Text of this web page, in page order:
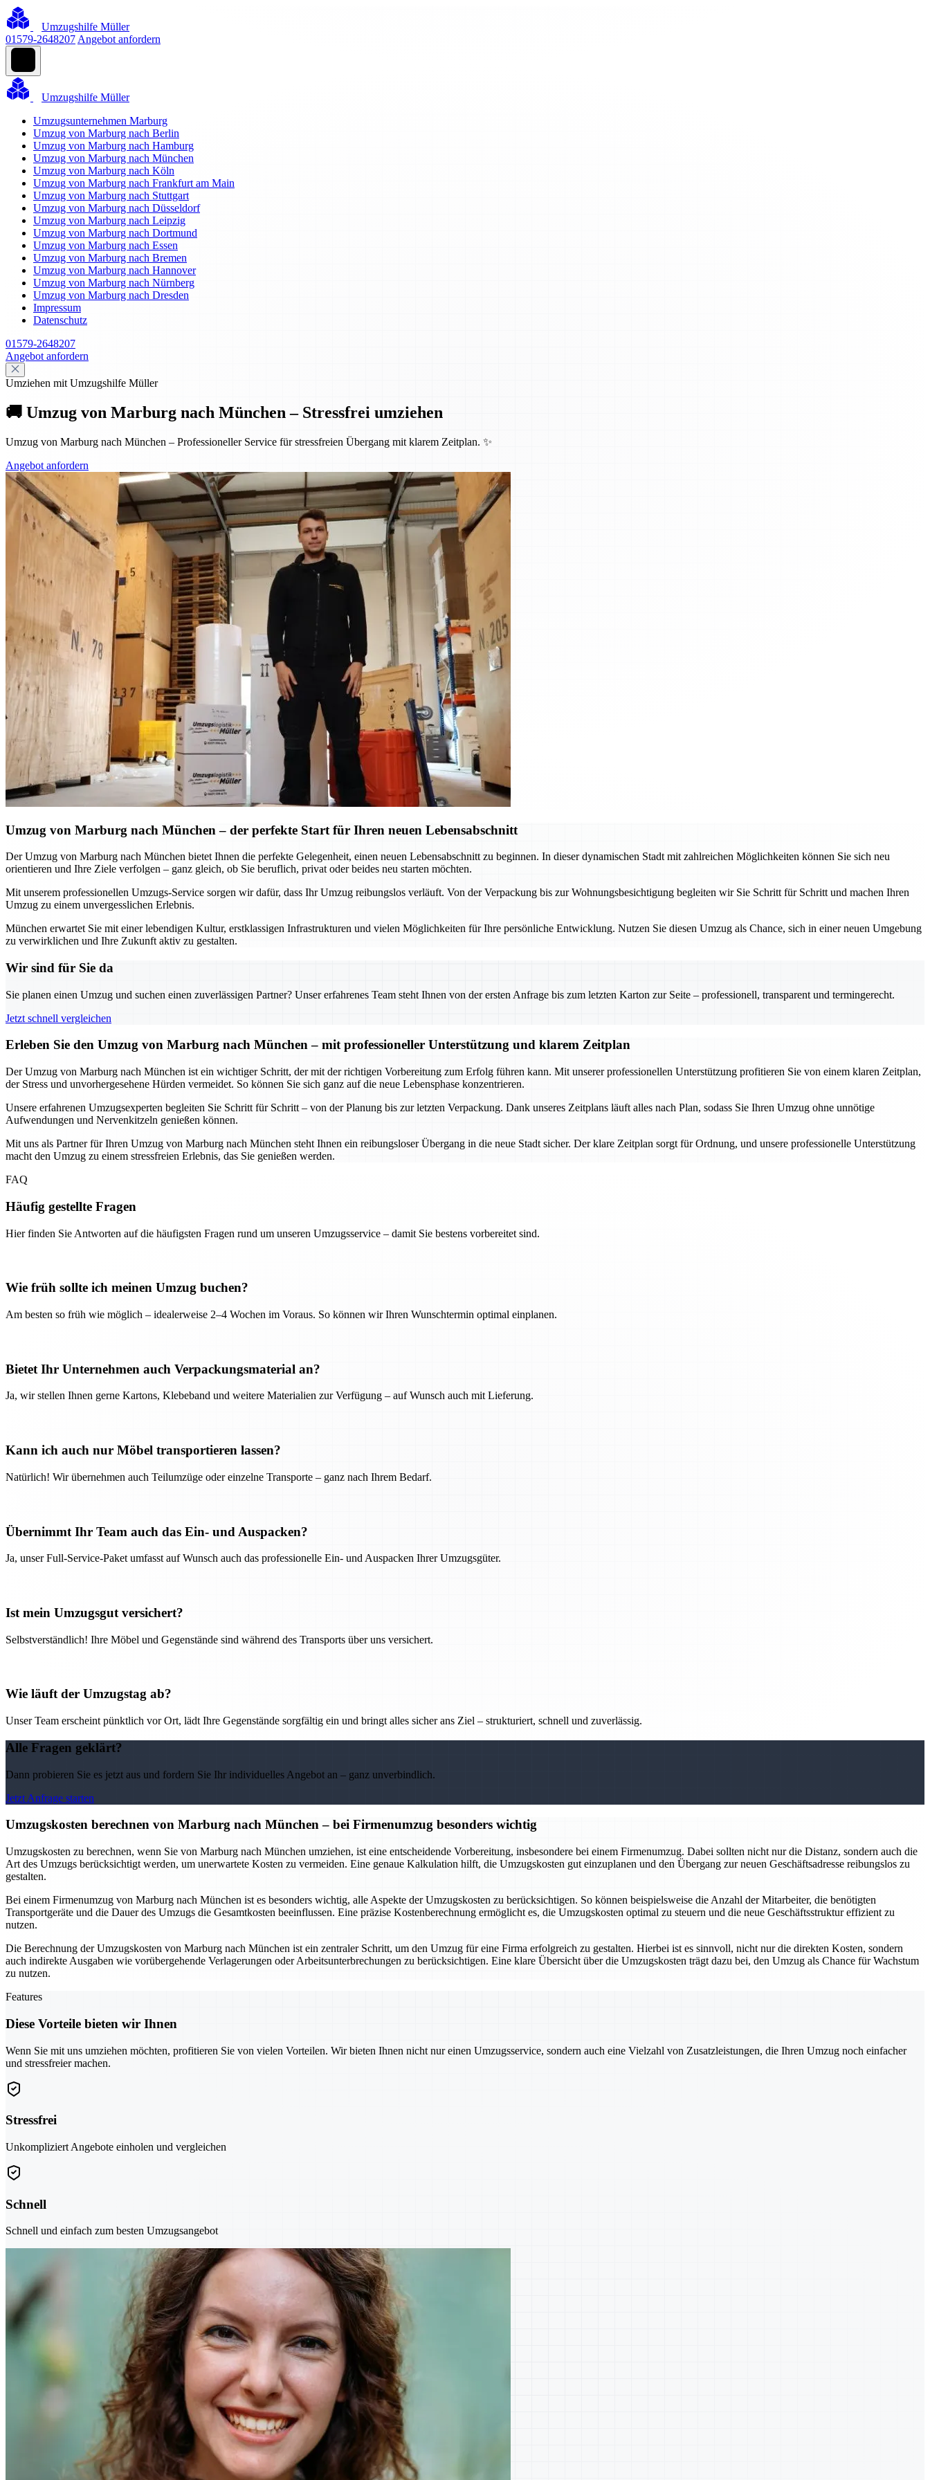
Umzugshilfe Müller
01579-2648207 Angebot anfordern
Umzugshilfe Müller
Umzugsunternehmen Marburg
Umzug von Marburg nach Berlin
Umzug von Marburg nach Hamburg
Umzug von Marburg nach München
Umzug von Marburg nach Köln
Umzug von Marburg nach Frankfurt am Main
Umzug von Marburg nach Stuttgart
Umzug von Marburg nach Düsseldorf
Umzug von Marburg nach Leipzig
Umzug von Marburg nach Dortmund
Umzug von Marburg nach Essen
Umzug von Marburg nach Bremen
Umzug von Marburg nach Hannover
Umzug von Marburg nach Nürnberg
Umzug von Marburg nach Dresden
Impressum
Datenschutz
01579-2648207
Angebot anfordern
Umziehen mit Umzugshilfe Müller
🚚 Umzug von Marburg nach München – Stressfrei umziehen
Umzug von Marburg nach München – Professioneller Service für stressfreien Übergang mit klarem Zeitplan. ✨
Angebot anfordern
Umzug von Marburg nach München – der perfekte Start für Ihren neuen Lebensabschnitt
Der Umzug von Marburg nach München bietet Ihnen die perfekte Gelegenheit, einen neuen Lebensabschnitt zu beginnen. In dieser dynamischen Stadt mit zahlreichen Möglichkeiten können Sie sich neu
orientieren und Ihre Ziele verfolgen – ganz gleich, ob Sie beruflich, privat oder beides neu starten möchten.
Mit unserem professionellen Umzugs-Service sorgen wir dafür, dass Ihr Umzug reibungslos verläuft. Von der Verpackung bis zur Wohnungsbesichtigung begleiten wir Sie Schritt für Schritt und machen Ihren
Umzug zu einem unvergesslichen Erlebnis.
München erwartet Sie mit einer lebendigen Kultur, erstklassigen Infrastrukturen und vielen Möglichkeiten für Ihre persönliche Entwicklung. Nutzen Sie diesen Umzug als Chance, sich in einer neuen Umgebung
zu verwirklichen und Ihre Zukunft aktiv zu gestalten.
Wir sind für Sie da
Sie planen einen Umzug und suchen einen zuverlässigen Partner? Unser erfahrenes Team steht Ihnen von der ersten Anfrage bis zum letzten Karton zur Seite – professionell, transparent und termingerecht.
Jetzt schnell vergleichen
Erleben Sie den Umzug von Marburg nach München – mit professioneller Unterstützung und klarem Zeitplan
Der Umzug von Marburg nach München ist ein wichtiger Schritt, der mit der richtigen Vorbereitung zum Erfolg führen kann. Mit unserer professionellen Unterstützung profitieren Sie von einem klaren Zeitplan,
der Stress und unvorhergesehene Hürden vermeidet. So können Sie sich ganz auf die neue Lebensphase konzentrieren.
Unsere erfahrenen Umzugsexperten begleiten Sie Schritt für Schritt – von der Planung bis zur letzten Verpackung. Dank unseres Zeitplans läuft alles nach Plan, sodass Sie Ihren Umzug ohne unnötige
Aufwendungen und Nervenkitzeln genießen können.
Mit uns als Partner für Ihren Umzug von Marburg nach München steht Ihnen ein reibungsloser Übergang in die neue Stadt sicher. Der klare Zeitplan sorgt für Ordnung, und unsere professionelle Unterstützung
macht den Umzug zu einem stressfreien Erlebnis, das Sie genießen werden.
FAQ
Häufig gestellte Fragen
Hier finden Sie Antworten auf die häufigsten Fragen rund um unseren Umzugsservice – damit Sie bestens vorbereitet sind.
Wie früh sollte ich meinen Umzug buchen?
Am besten so früh wie möglich – idealerweise 2–4 Wochen im Voraus. So können wir Ihren Wunschtermin optimal einplanen.
Bietet Ihr Unternehmen auch Verpackungsmaterial an?
Ja, wir stellen Ihnen gerne Kartons, Klebeband und weitere Materialien zur Verfügung – auf Wunsch auch mit Lieferung.
Kann ich auch nur Möbel transportieren lassen?
Natürlich! Wir übernehmen auch Teilumzüge oder einzelne Transporte – ganz nach Ihrem Bedarf.
Übernimmt Ihr Team auch das Ein- und Auspacken?
Ja, unser Full-Service-Paket umfasst auf Wunsch auch das professionelle Ein- und Auspacken Ihrer Umzugsgüter.
Ist mein Umzugsgut versichert?
Selbstverständlich! Ihre Möbel und Gegenstände sind während des Transports über uns versichert.
Wie läuft der Umzugstag ab?
Unser Team erscheint pünktlich vor Ort, lädt Ihre Gegenstände sorgfältig ein und bringt alles sicher ans Ziel – strukturiert, schnell und zuverlässig.
Alle Fragen geklärt?
Dann probieren Sie es jetzt aus und fordern Sie Ihr individuelles Angebot an – ganz unverbindlich.
Jetzt Anfrage starten
Umzugskosten berechnen von Marburg nach München – bei Firmenumzug besonders wichtig
Umzugskosten zu berechnen, wenn Sie von Marburg nach München umziehen, ist eine entscheidende Vorbereitung, insbesondere bei einem Firmenumzug. Dabei sollten nicht nur die Distanz, sondern auch die
Art des Umzugs berücksichtigt werden, um unerwartete Kosten zu vermeiden. Eine genaue Kalkulation hilft, die Umzugskosten gut einzuplanen und den Übergang zur neuen Geschäftsadresse reibungslos zu
gestalten.
Bei einem Firmenumzug von Marburg nach München ist es besonders wichtig, alle Aspekte der Umzugskosten zu berücksichtigen. So können beispielsweise die Anzahl der Mitarbeiter, die benötigten
Transportgeräte und die Dauer des Umzugs die Gesamtkosten beeinflussen. Eine präzise Kostenberechnung ermöglicht es, die Umzugskosten optimal zu steuern und die neue Geschäftsstruktur effizient zu
nutzen.
Die Berechnung der Umzugskosten von Marburg nach München ist ein zentraler Schritt, um den Umzug für eine Firma erfolgreich zu gestalten. Hierbei ist es sinnvoll, nicht nur die direkten Kosten, sondern
auch indirekte Ausgaben wie vorübergehende Verlagerungen oder Arbeitsunterbrechungen zu berücksichtigen. Eine klare Übersicht über die Umzugskosten trägt dazu bei, den Umzug als Chance für Wachstum
zu nutzen.
Features
Diese Vorteile bieten wir Ihnen
Wenn Sie mit uns umziehen möchten, profitieren Sie von vielen Vorteilen. Wir bieten Ihnen nicht nur einen Umzugsservice, sondern auch eine Vielzahl von Zusatzleistungen, die Ihren Umzug noch einfacher
und stressfreier machen.
Stressfrei
Unkompliziert Angebote einholen und vergleichen
Schnell
Schnell und einfach zum besten Umzugsangebot